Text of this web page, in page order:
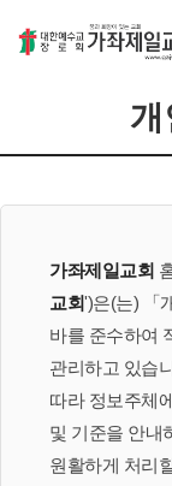
개
가좌제일교회
교회')은(는) 「
바를 준수하여
관리하고 있습
따라 정보주체
및 기준을 안내
원활하게 처리